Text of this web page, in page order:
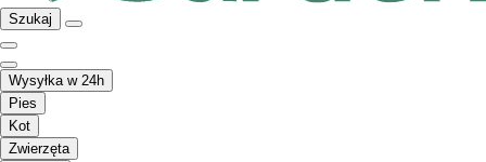
Szukaj
Wysyłka w 24h
Pies
Kot
Zwierzęta